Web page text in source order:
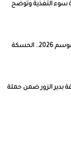
سوء التغذية وتوضح
قفزة في إنتاج القمح السوري خلال موسم 2026.. الحسكة
بدير الزور ضمن حملة